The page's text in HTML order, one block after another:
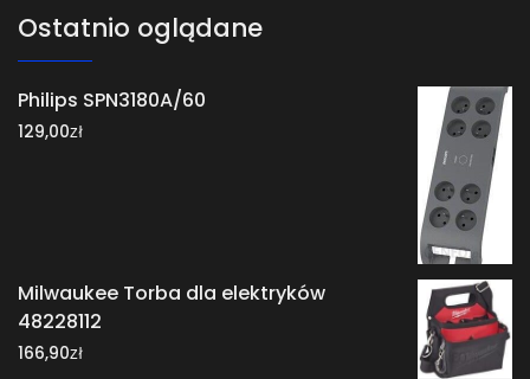
Ostatnio oglądane
Philips SPN3180A/60
129,00zł
Milwaukee Torba dla elektryków
48228112
166,90zł